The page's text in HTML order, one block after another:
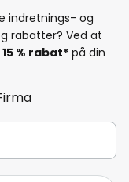
indretnings- og
rabatter? Ved at
15 % rabat* på din